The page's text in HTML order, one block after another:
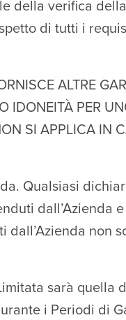
della verifica
di tutti i
ALTRE
PER
SI APPLICA IN
Qualsiasi
dall’Azienda
non
sarà
i Periodi di